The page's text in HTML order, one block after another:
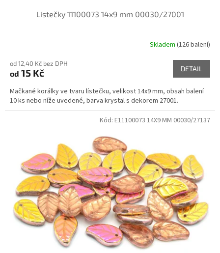
Lístečky 11100073 14x9 mm 00030/27001
Skladem (126 balení)
od 12,40 Kč bez DPH
od 15 Kč DETAIL
Mačkané korálky ve tvaru lístečku, velikost 14x9 mm, obsah balení
10 ks nebo níže uvedené, barva krystal s dekorem 27001.
Kód: E11100073 14X9 MM 00030/27137